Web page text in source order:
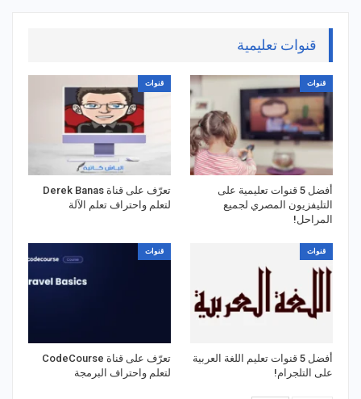
قنوات تعليمية
قنوات
أفضل 5 قنوات تعليمية على
التليفزيون المصري لجميع
المراحل!
قنوات
تعرّف على قناة Derek Banas
لتعلم واحتراف تعلم الآلة
قنوات
أفضل 5 قنوات تعليم اللغة العربية
على التلجرام!
قنوات
تعرّف على قناة CodeCourse
لتعلم واحتراف البرمجة